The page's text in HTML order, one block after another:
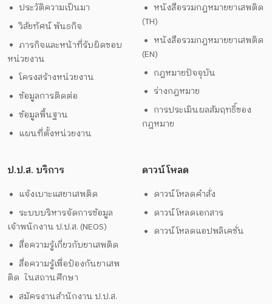
ประวัติความเป็นมา
วิสัยทัศน์ พันธกิจ
ภารกิจและหน้าที่รับผิดชอบ
หน่วยงาน
โครงสร้างหน่วยงาน
ข้อมูลการติดต่อ
ข้อมูลพื้นฐาน
แผนที่ตั้งหน่วยงาน
หนังสือรวมกฎหมายยาเสพติด
(TH)
หนังสือรวมกฎหมายยาเสพติด
(EN)
กฎหมายปัจจุบัน
ร่างกฎหมาย
การประเมินผลสัมฤทธิ์ของ
กฎหมาย
ป.ป.ส. บริการ
แจ้งเบาะแสยาเสพติด
ระบบบริหารจัดการข้อมูล
เจ้าพนักงาน ป.ป.ส. (NEOS)
สื่อความรู้เกี่ยวกับยาเสพติด
สื่อความรู้เพื่อป้องกันยาเสพ
ติด ในสถานศึกษา
สมัครงานสำนักงาน ป.ป.ส.
ดาวน์โหลด
ดาวน์โหลดคำสั่ง
ดาวน์โหลดเอกสาร
ดาวน์โหลดแอปพลิเคชั่น